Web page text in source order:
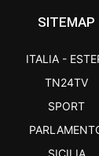
SITEMAP
ITALIA -
TN24TV
SPORT